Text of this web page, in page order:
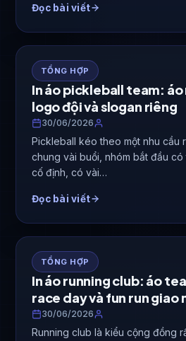
Đọc bài viết
TỔNG HỢP
In áo pickleball team: áo
logo đội và slogan riêng
30/06/2026
Pickleball kéo theo một nhu cầu
chung vài buổi, nhóm bắt đầu
cố định, có vài…
Đọc bài viết
TỔNG HỢP
In áo running club: áo
race day và fun run giao
30/06/2026
Running club là kiểu cộng đồng